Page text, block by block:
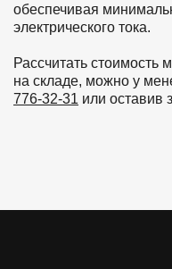
обеспечивая
электрического тока.
Рассчитать стоимость
на складе, можно у
776-32-31 или оставив